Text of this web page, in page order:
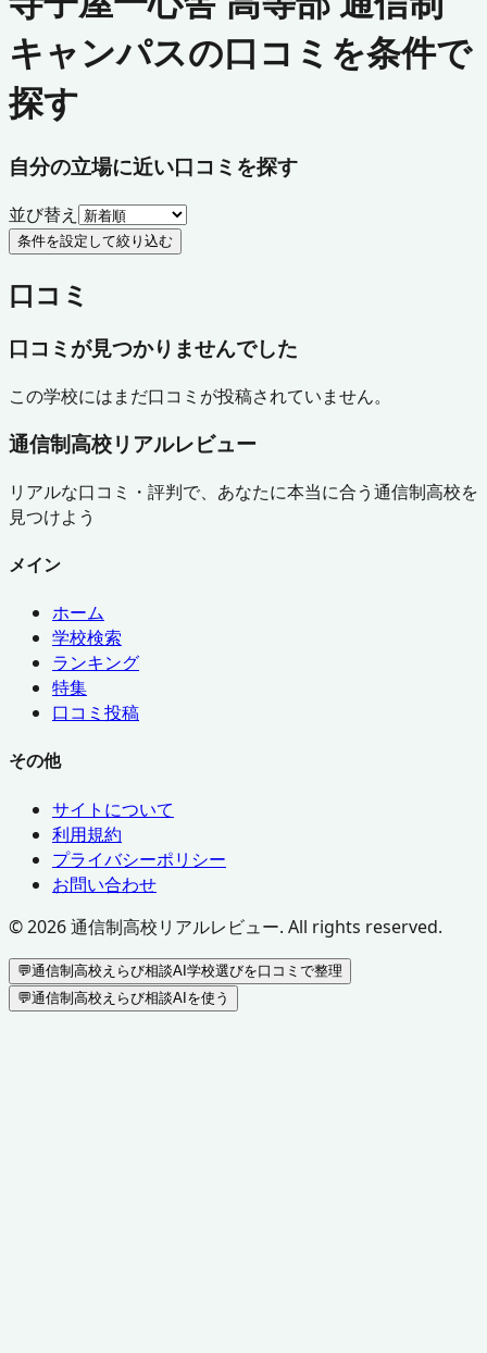
キャンパスの口コミを条件で
探す
自分の立場に近い口コミを探す
並び替え
条件を設定して絞り込む
口コミ
口コミが見つかりませんでした
この学校にはまだ口コミが投稿されていません。
通信制高校リアルレビュー
リアルな口コミ・評判で、あなたに本当に合う通信制高校を
見つけよう
メイン
ホーム
学校検索
ランキング
特集
口コミ投稿
その他
サイトについて
利用規約
プライバシーポリシー
お問い合わせ
©2026通信制高校リアルレビュー. All rights reserved.
💬通信制高校えらび相談AI学校選びを口コミで整理
💬通信制高校えらび相談AIを使う